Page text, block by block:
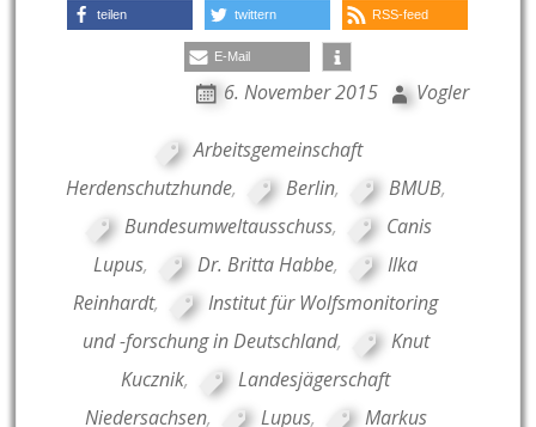
teilen twittern RSS-feed
E-Mail
6. November 2015 Vogler
Arbeitsgemeinschaft
Herdenschutzhunde, Berlin, BMUB,
Bundesumweltausschuss,
Canis
Lupus, Dr. Britta Habbe,
Ilka
Reinhardt,
Institut für Wolfsmonitoring
und -forschung in Deutschland,
Knut
Kucznik,
Landesjägerschaft
Niedersachsen, Lupus, Markus